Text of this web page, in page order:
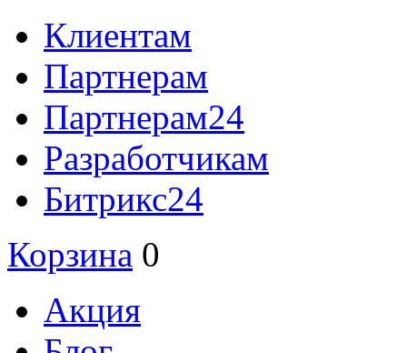
Клиентам
Партнерам
Партнерам24
Разработчикам
Битрикс24
Корзина 0
Акция